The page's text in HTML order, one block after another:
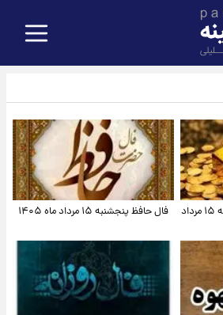
قیمت طلا و سکه امروز پنجشنبه ۱۵ مرداد
فال حافظ پنجشنبه ۱۵ مرداد ماه ۱۴۰۵